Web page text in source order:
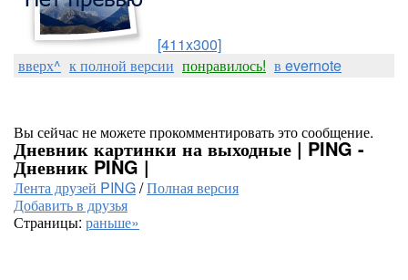
[411x300]
вверх^ к полной версии понравилось! в evernote
Вы сейчас не можете прокомментировать это сообщение.
Дневник картинки на выходные | PING -
Дневник PING |
Лента друзей PING/Полная версия
Добавить в друзья
Страницы: раньше»